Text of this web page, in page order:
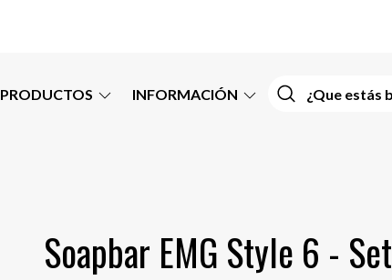
PRODUCTOS INFORMACIÓN
Soapbar EMG Style 6 - Set